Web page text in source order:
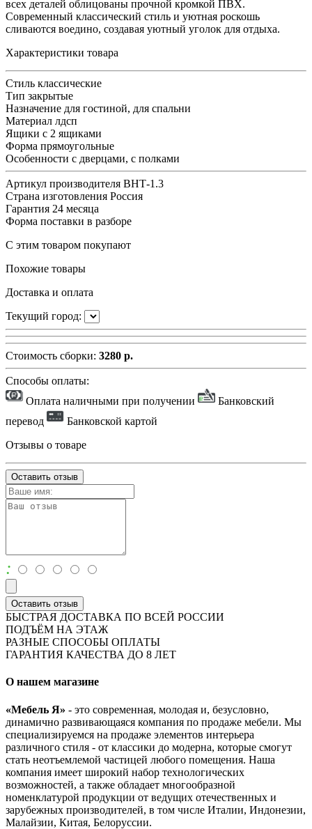
всех деталей облицованы прочной кромкой ПВХ.
Современный классический стиль и уютная роскошь
сливаются воедино, создавая уютный уголок для отдыха.
Характеристики товара
Стиль классические
Тип закрытые
Назначение для гостиной, для спальни
Материал лдсп
Ящики с 2 ящиками
Форма прямоугольные
Особенности с дверцами, с полками
Артикул производителя ВНТ-1.3
Страна изготовления Россия
Гарантия 24 месяца
Форма поставки в разборе
С этим товаром покупают
Похожие товары
Доставка и оплата
Текущий город:
Стоимость сборки: 3280 р.
Способы оплаты:
Оплата наличными при получении
Банковский
перевод
Банковской картой
Отзывы о товаре
Оставить отзыв
:
Оставить отзыв
БЫСТРАЯ ДОСТАВКА ПО ВСЕЙ РОССИИ
ПОДЪЁМ НА ЭТАЖ
РАЗНЫЕ СПОСОБЫ ОПЛАТЫ
ГАРАНТИЯ КАЧЕСТВА ДО 8 ЛЕТ
О нашем магазине
«Мебель Я» - это современная, молодая и, безусловно,
динамично развивающаяся компания по продаже мебели. Мы
специализируемся на продаже элементов интерьера
различного стиля - от классики до модерна, которые смогут
стать неотъемлемой частицей любого помещения. Наша
компания имеет широкий набор технологических
возможностей, а также обладает многообразной
номенклатурой продукции от ведущих отечественных и
зарубежных производителей, в том числе Италии, Индонезии,
Малайзии, Китая, Белоруссии.